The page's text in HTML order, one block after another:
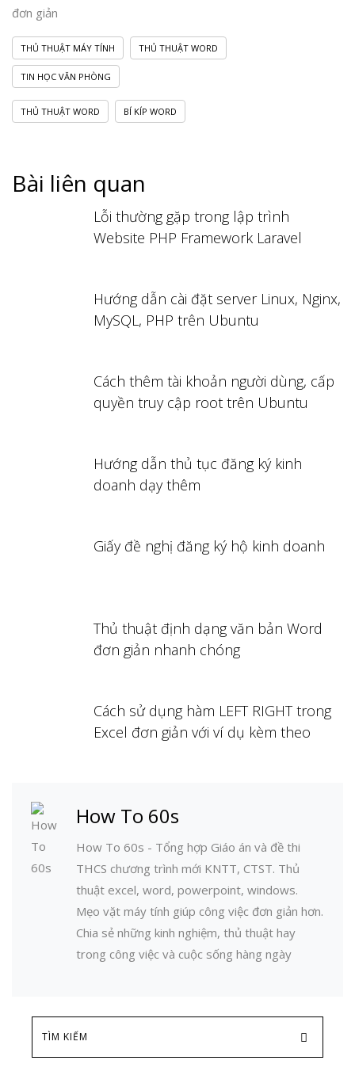
đơn giản
THỦ THUẬT MÁY TÍNH THỦ THUẬT WORD
TIN HỌC VĂN PHÒNG
THỦ THUẬT WORD BÍ KÍP WORD
Bài liên quan
Lỗi thường gặp trong lập trình
Website PHP Framework Laravel
Hướng dẫn cài đặt server Linux, Nginx,
MySQL, PHP trên Ubuntu
Cách thêm tài khoản người dùng, cấp
quyền truy cập root trên Ubuntu
Hướng dẫn thủ tục đăng ký kinh
doanh dạy thêm
Giấy đề nghị đăng ký hộ kinh doanh
Thủ thuật định dạng văn bản Word
đơn giản nhanh chóng
Cách sử dụng hàm LEFT RIGHT trong
Excel đơn giản với ví dụ kèm theo
How To 60s
How To 60s - Tổng hợp Giáo án và đề thi
THCS chương trình mới KNTT, CTST. Thủ
thuật excel, word, powerpoint, windows.
Mẹo vặt máy tính giúp công việc đơn giản hơn.
Chia sẻ những kinh nghiệm, thủ thuật hay
trong công việc và cuộc sống hàng ngày